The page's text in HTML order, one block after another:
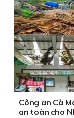
Công an Cà
an toàn cho